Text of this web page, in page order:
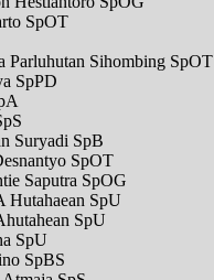
SpOT
Parluhutan Sihombing SpOT
SpPD
Suryadi SpB
SpOT
Saputra SpOG
Hutahaean SpU
SpU
SpU
SpBS